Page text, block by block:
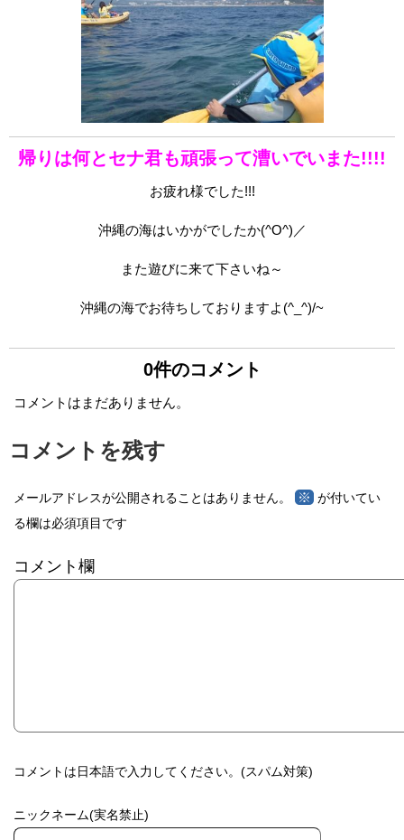
帰りは何とセナ君も頑張って漕いでいまた!!!!
お疲れ様でした!!!
沖縄の海はいかがでしたか(^O^)／
また遊びに来て下さいね～
沖縄の海でお待ちしておりますよ(^_^)/~
0件のコメント
コメントはまだありません。
コメントを残す
メールアドレスが公開されることはありません。 ※ が付いてい
る欄は必須項目です
コメント欄
コメントは日本語で入力してください。(スパム対策)
ニックネーム(実名禁止)